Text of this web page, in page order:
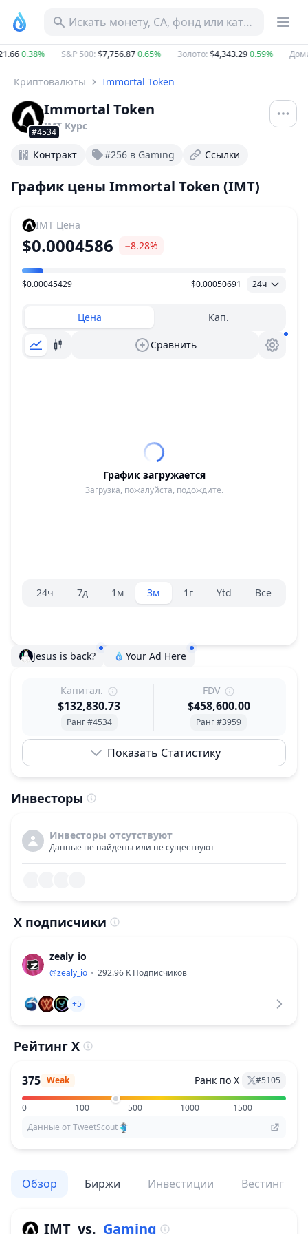
Искать монету, CA, фонд или категорию
0.38% S&P 500:$7,756.870.65% Золото:$4,343.290.59%
Криптовалюты Immortal Token
#4534
Immortal Token
IMT Курс
Контракт #256 в Gaming Ссылки
График цены Immortal Token (IMT)
IMT Цена
$0.0004586 −8.28%
Ценовой диапазон
$0.00045429 $0.00050691 24ч
Цена Кап.
Сравнить
График загружается
Загрузка, пожалуйста, подождите.
Селектор диапазона.
24ч 7д 1м 3м 1г Ytd Все
Jesus is back? Your Ad Here
Капитал.
$132,830.73
Ранг #4534
FDV
$458,600.00
Ранг #3959
Показать Статистику
Инвесторы
Инвесторы отсутствуют
Данные не найдены или не существуют
X подписчики
zealy_io
@zealy_io 292.96 K Подписчиков
+5
Рейтинг X
375 Weak Ранк по X #5105
0 100 500 1000
1500
Данные от TweetScout
Обзор Биржи Инвестиции Вестинг
IMT vs. Gaming